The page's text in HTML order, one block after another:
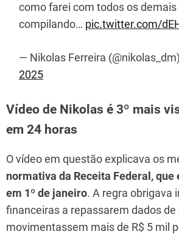
como farei com todos os
compilando… pic.twitter.com/
— Nikolas Ferreira (@nikolas_dm)
2025
Vídeo de Nikolas é 3º mais
em 24 horas
O vídeo em questão explicava os
normativa da Receita Federal,
em 1º de janeiro. A regra obrigava
financeiras a repassarem dados de
movimentassem mais de R$ 5 mil